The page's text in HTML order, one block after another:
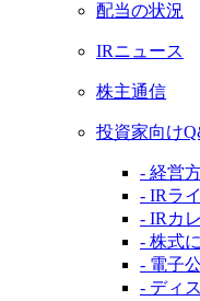
配当の状況
IRニュース
株主通信
投資家向け
- 経営
- IRラ
- IRカ
- 株式
- 電子
- ディ